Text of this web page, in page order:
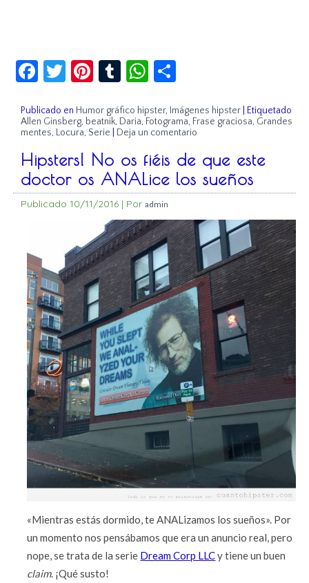
Facebook
Twitter
Pinterest
TumblrWhatsApp
Publicado en Humor gráfico hipster, Imágenes hipster
Etiquetado
Allen Ginsberg, beatnik, Daria, Fotograma, Frase graciosa, Grandes
mentes, Locura, Serie Deja un comentario
Hipsters! No os fiéis de que este
doctor os ANALice los sueños
Publicado 10/11/2016 | Por admin
«Mientras estás dormido, te ANALizamos los sueños». Por
un momento nos pensábamos que era un anuncio real, pero
nope, se trata de la serie Dream Corp LLCy tiene un buen
claim. ¡Qué susto!